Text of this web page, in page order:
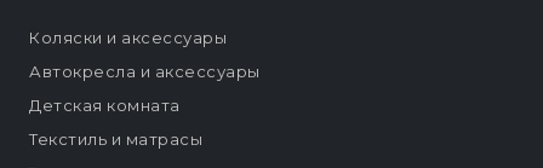
Коляски и аксессуары
Автокресла и аксессуары
Детская комната
Текстиль и матрасы